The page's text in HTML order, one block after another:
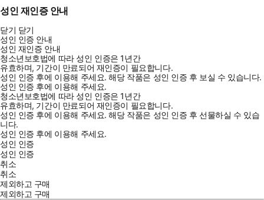
성인 재인증 안내
닫기 닫기
성인 인증 안내
성인 재인증 안내
청소년보호법에 따라 성인 인증은 1년간
유효하며, 기간이 만료되어 재인증이 필요합니다.
성인 인증 후에 이용해 주세요.해당 작품은 성인 인증 후 보실 수 있습니다.
성인 인증 후에 이용해 주세요.
청소년보호법에 따라 성인 인증은 1년간
유효하며, 기간이 만료되어 재인증이 필요합니다.
성인 인증 후에 이용해 주세요.해당 작품은 성인 인증 후 선물하실 수 있습
니다.
성인 인증 후에 이용해 주세요.
성인 인증
성인 인증
취소
취소
제외하고 구매
제외하고 구매